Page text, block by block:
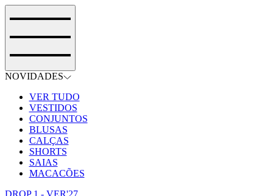
NOVIDADES
VER TUDO
VESTIDOS
CONJUNTOS
BLUSAS
CALÇAS
SHORTS
SAIAS
MACACÕES
DROP 1 - VER'27